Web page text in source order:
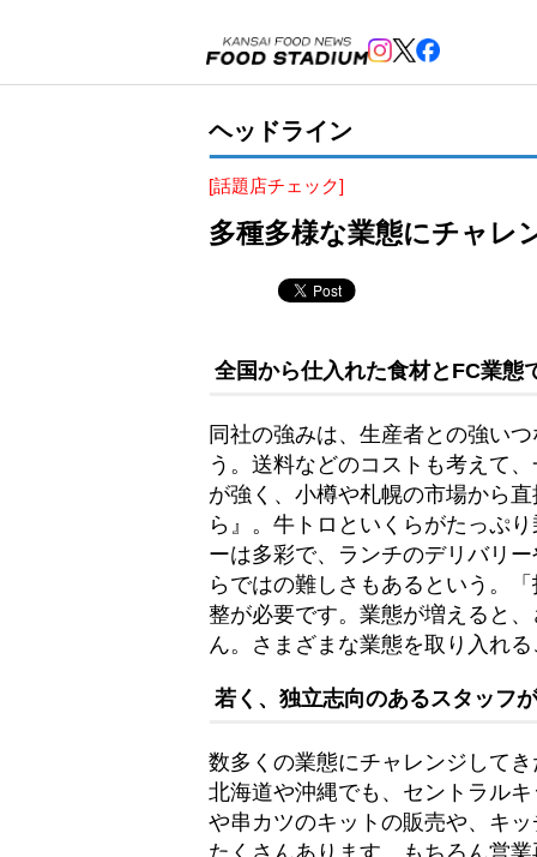
ヘッドライン
[話題店チェック]
多種多様な業態にチャレ
全国から仕入れた食材とFC業態
同社の強みは、生産者との強い
う。送料などのコストも考えて
が強く、小樽や札幌の市場から
ら』。牛トロといくらがたっぷ
ーは多彩で、ランチのデリバリ
らではの難しさもあるという。
整が必要です。業態が増えると
ん。さまざまな業態を取り入れ
若く、独立志向のあるスタッフ
数多くの業態にチャレンジして
北海道や沖縄でも、セントラル
や串カツのキットの販売や、キ
たくさんあります。もちろん営